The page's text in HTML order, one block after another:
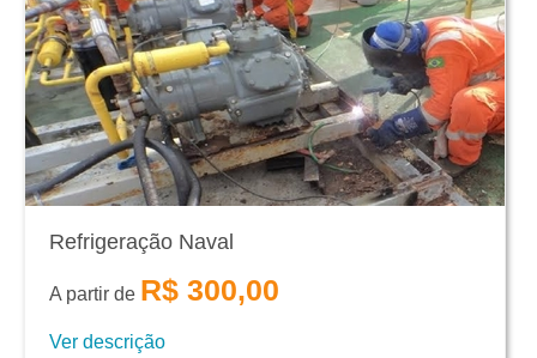
Refrigeração Naval
A partir de R$ 300,00
Ver descrição